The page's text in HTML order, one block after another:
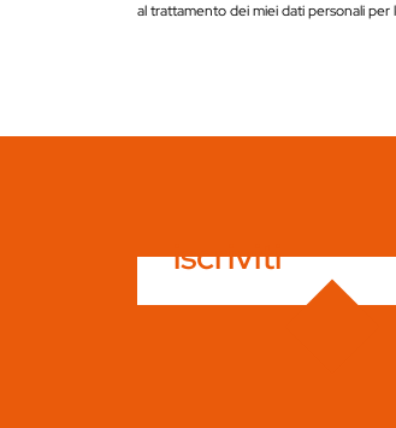
al trattamento dei miei dati personali
iscriviti